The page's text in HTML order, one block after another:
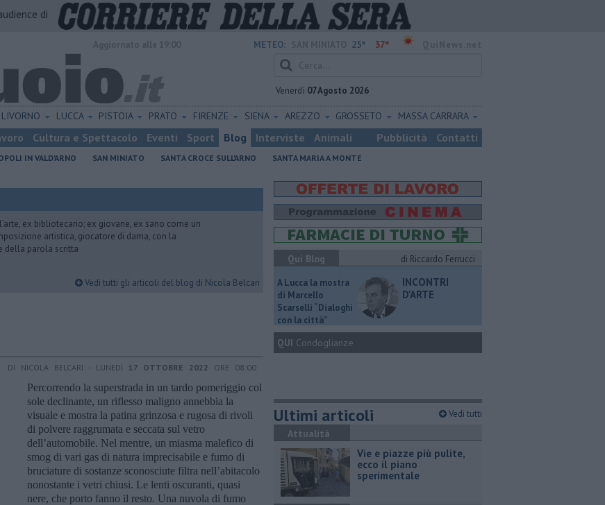
di
METEO: 25° 37°
Venerdì 07 Agosto 2026
LIVORNO LUCCA PISTOIA PRATO FIRENZE SIENA AREZZO GROSSETO MASSA CARRARA
Cultura e Spettacolo Eventi Sport Blog Interviste Animali Pubblicità Contatti
IN VALD'ARNO SAN MINIATO SANTA CROCE SULL'ARNO SANTA MARIA A MONTE
ex bibliotecario; ex giovane, ex sano come un
artistica, giocatore di dama, con la
della parola scritta
Vedi tutti gli articoli del blog di Nicola Belcari
DI NICOLA BELCARI - LUNEDÌ 17 OTTOBRE 2022 ORE 08:00
Percorrendo la superstrada in un tardo pomeriggio col
sole declinante, un riflesso maligno annebbia la
visuale e mostra la patina grinzosa e rugosa di rivoli
di polvere raggrumata e seccata sul vetro
dell’automobile. Nel mentre, un miasma malefico di
smog di vari gas di natura imprecisabile e fumo di
bruciature di sostanze sconosciute filtra nell’abitacolo
nonostante i vetri chiusi. Le lenti oscuranti, quasi
nere, che porto fanno il resto. Una nuvola di fumo
Qui Blog
di Riccardo Ferrucci
A Lucca la mostra
di Marcello
Scarselli “Dialoghi
con la città"
INCONTRI
D'ARTE
QUI Condoglianze
Ultimi articoli Vedi tutti
Attualità
Vie e piazze più pulite,
ecco il piano
sperimentale